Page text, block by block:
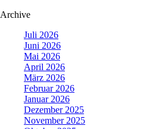
Archive
Juli 2026
Juni 2026
Mai 2026
April 2026
März 2026
Februar 2026
Januar 2026
Dezember 2025
November 2025